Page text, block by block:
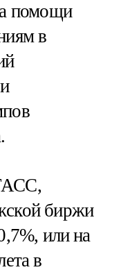
помощи
в
биржи
или на
в